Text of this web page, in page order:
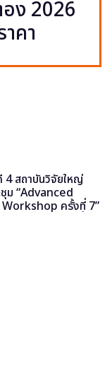
ง 2026
คา
4 สถาบันวิจัยใหญ่
ชุม “Advanced
ครั้งที่ 7”